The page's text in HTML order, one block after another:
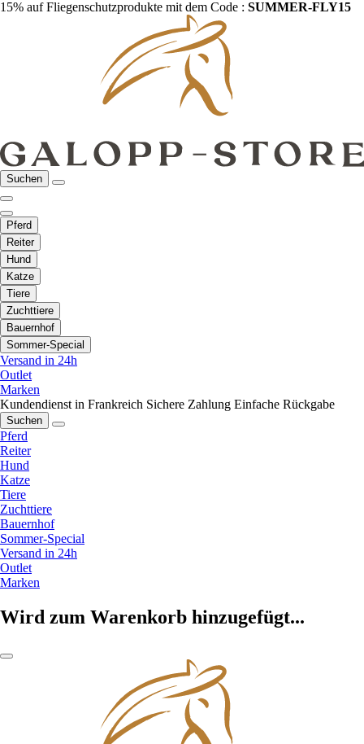
15% auf Fliegenschutzprodukte mit dem Code : SUMMER-FLY15
Suchen
Pferd
Reiter
Hund
Katze
Tiere
Zuchttiere
Bauernhof
Sommer-Special
Versand in 24h
Outlet
Marken
Kundendienst in Frankreich Sichere Zahlung Einfache Rückgabe
Suchen
Pferd
Reiter
Hund
Katze
Tiere
Zuchttiere
Bauernhof
Sommer-Special
Versand in 24h
Outlet
Marken
Wird zum Warenkorb hinzugefügt...